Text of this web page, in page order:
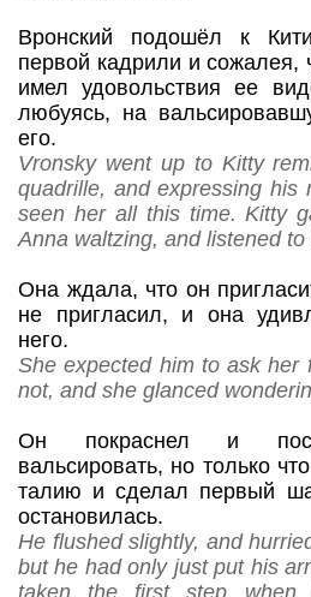
Вронский подошёл к
первой кадрили и сожалея,
имел удовольствия ее
любуясь, на
его.
Vronsky went up to Kitty
quadrille, and expressing his
seen her all this time. Kitty
Anna waltzing, and listened to
Она ждала, что он
не пригласил, и она
него.
She expected him to ask her
not, and she glanced
Он покраснел и
вальсировать, но только
талию и сделал первый
остановилась.
He flushed slightly, and
but he had only just put his
taken the first step when